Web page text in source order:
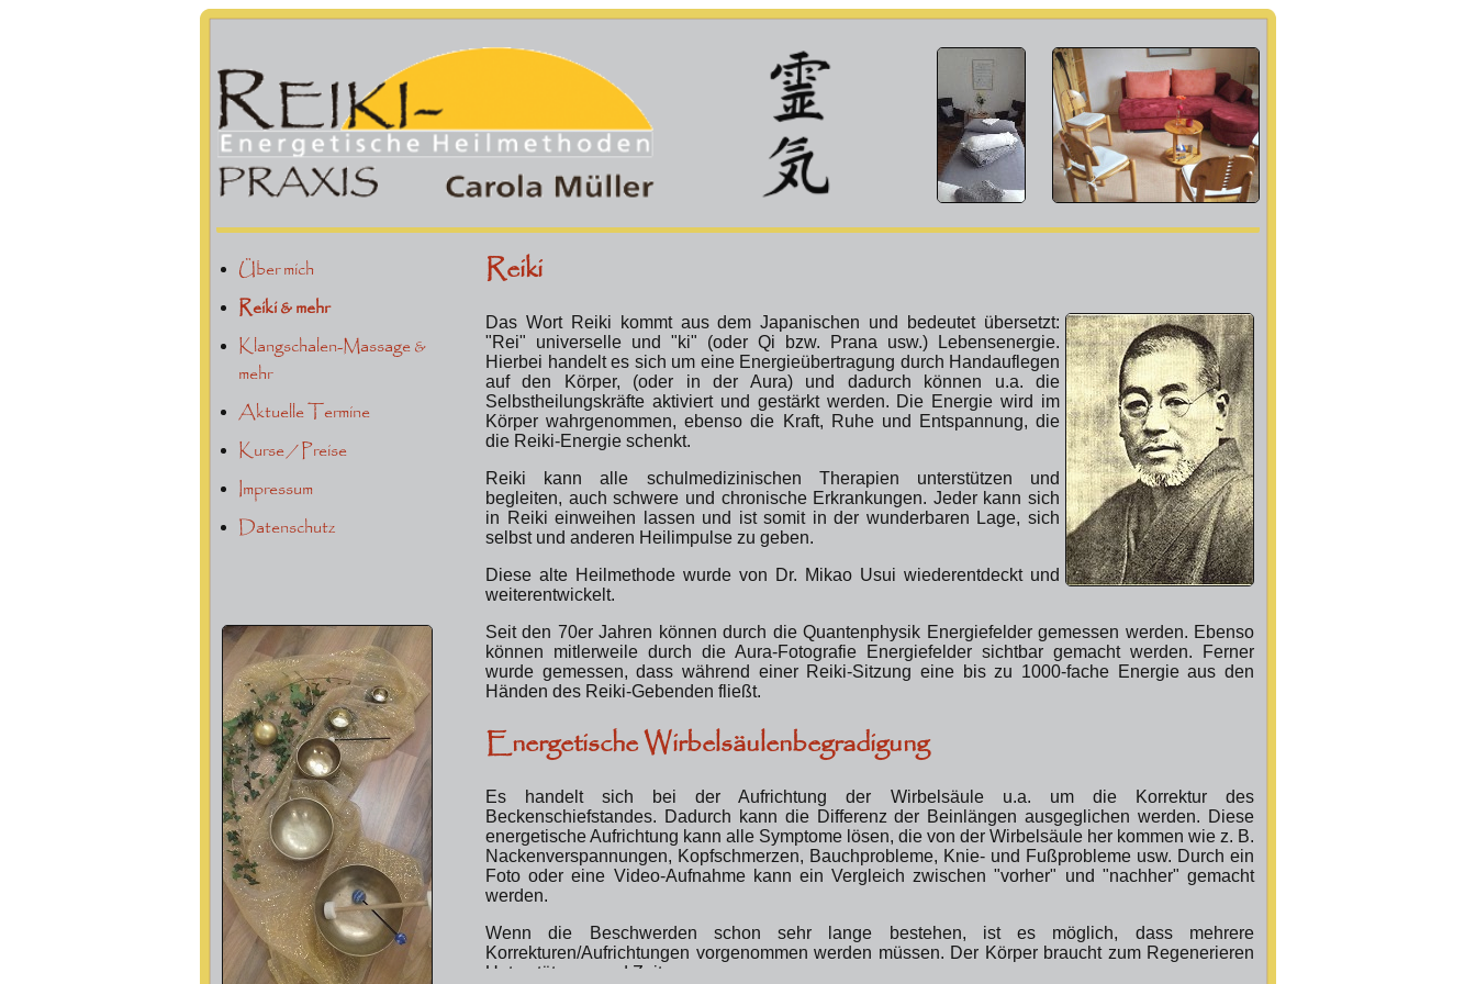
Über mich
Reiki & mehr
Klangschalen-Massage &
mehr
Aktuelle Termine
Kurse / Preise
Impressum
Datenschutz
Reiki
Das Wort Reiki kommt aus dem Japanischen und bedeutet übersetzt:
"Rei" universelle und "ki" (oder Qi bzw. Prana usw.) Lebensenergie.
Hierbei handelt es sich um eine Energieübertragung durch Handauflegen
auf den Körper, (oder in der Aura) und dadurch können u.a. die
Selbstheilungskräfte aktiviert und gestärkt werden. Die Energie wird im
Körper wahrgenommen, ebenso die Kraft, Ruhe und Entspannung, die
die Reiki-Energie schenkt.
Reiki kann alle schulmedizinischen Therapien unterstützen und
begleiten, auch schwere und chronische Erkrankungen. Jeder kann sich
in Reiki einweihen lassen und ist somit in der wunderbaren Lage, sich
selbst und anderen Heilimpulse zu geben.
Diese alte Heilmethode wurde von Dr. Mikao Usui wiederentdeckt und
weiterentwickelt.
Seit den 70er Jahren können durch die Quantenphysik Energiefelder gemessen werden. Ebenso
können mitlerweile durch die Aura-Fotografie Energiefelder sichtbar gemacht werden. Ferner
wurde gemessen, dass während einer Reiki-Sitzung eine bis zu 1000-fache Energie aus den
Händen des Reiki-Gebenden fließt.
Energetische Wirbelsäulenbegradigung
Es handelt sich bei der Aufrichtung der Wirbelsäule u.a. um die Korrektur des
Beckenschiefstandes. Dadurch kann die Differenz der Beinlängen ausgeglichen werden. Diese
energetische Aufrichtung kann alle Symptome lösen, die von der Wirbelsäule her kommen wie z. B.
Nackenverspannungen, Kopfschmerzen, Bauchprobleme, Knie- und Fußprobleme usw. Durch ein
Foto oder eine Video-Aufnahme kann ein Vergleich zwischen "vorher" und "nachher" gemacht
werden.
Wenn die Beschwerden schon sehr lange bestehen, ist es möglich, dass mehrere
Korrekturen/Aufrichtungen vorgenommen werden müssen. Der Körper braucht zum Regenerieren
Unterstützung und Zeit.